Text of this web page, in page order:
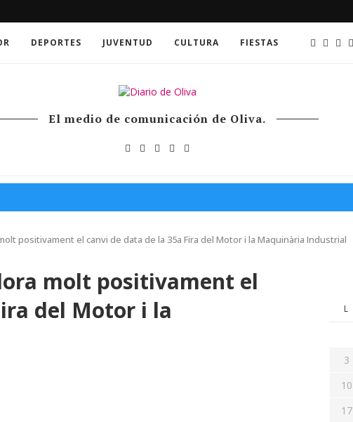
DEPORTES JUVENTUD CULTURA FIESTAS
El medio de comunicación de Oliva.
positivament el canvi de data de la 35a Fira del Motor i la Maquinària Industrial
molt positivament el
del Motor i la
L
3
10
17